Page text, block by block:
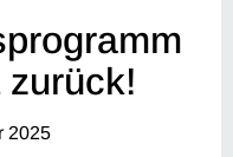
2025